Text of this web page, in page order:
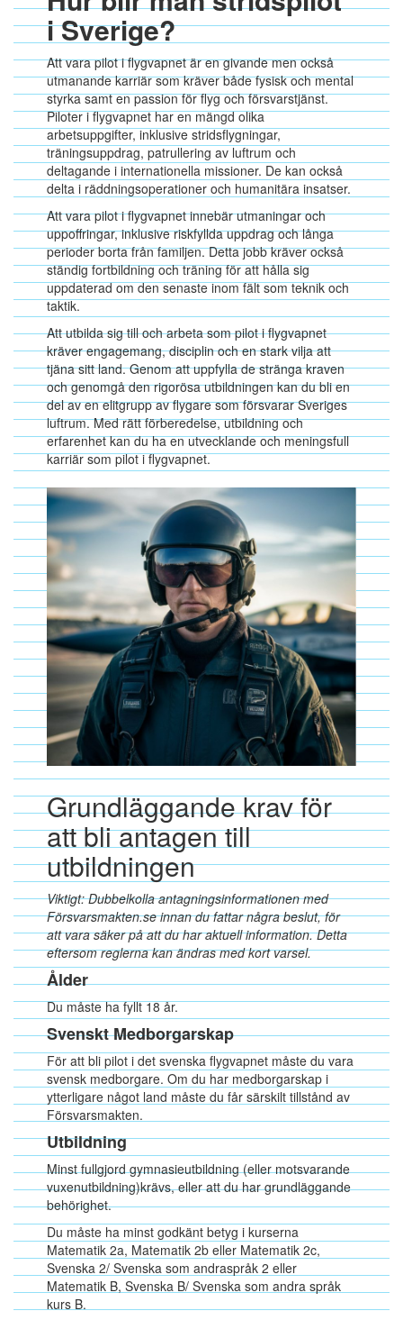
i Sverige?
Att vara pilot i flygvapnet är en givande men också
utmanande karriär som kräver både fysisk och mental
styrka samt en passion för flyg och försvarstjänst.
Piloter i flygvapnet har en mängd olika
arbetsuppgifter, inklusive stridsflygningar,
träningsuppdrag, patrullering av luftrum och
deltagande i internationella missioner. De kan också
delta i räddningsoperationer och humanitära insatser.
Att vara pilot i flygvapnet innebär utmaningar och
uppoffringar, inklusive riskfyllda uppdrag och långa
perioder borta från familjen. Detta jobb kräver också
ständig fortbildning och träning för att hålla sig
uppdaterad om den senaste inom fält som teknik och
taktik.
Att utbilda sig till och arbeta som pilot i flygvapnet
kräver engagemang, disciplin och en stark vilja att
tjäna sitt land. Genom att uppfylla de stränga kraven
och genomgå den rigorösa utbildningen kan du bli en
del av en elitgrupp av flygare som försvarar Sveriges
luftrum. Med rätt förberedelse, utbildning och
erfarenhet kan du ha en utvecklande och meningsfull
karriär som pilot i flygvapnet.
Grundläggande krav för
att bli antagen till
utbildningen
Viktigt: Dubbelkolla antagningsinformationen med
Försvarsmakten.se innan du fattar några beslut, för
att vara säker på att du har aktuell information. Detta
eftersom reglerna kan ändras med kort varsel.
Ålder
Du måste ha fyllt 18 år.
Svenskt Medborgarskap
För att bli pilot i det svenska flygvapnet måste du vara
svensk medborgare. Om du har medborgarskap i
ytterligare något land måste du får särskilt tillstånd av
Försvarsmakten.
Utbildning
Minst fullgjord gymnasieutbildning (eller motsvarande
vuxenutbildning)krävs, eller att du har grundläggande
behörighet.
Du måste ha minst godkänt betyg i kurserna
Matematik 2a, Matematik 2b eller Matematik 2c,
Svenska 2/ Svenska som andraspråk 2 eller
Matematik B, Svenska B/ Svenska som andra språk
kurs B.